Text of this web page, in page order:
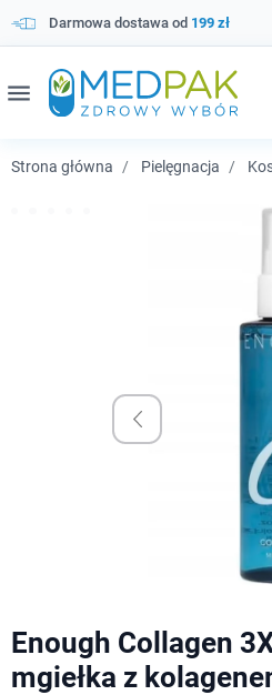
Darmowa dostawa od 199 zł
menu
Strona główna Pielęgnacja
Enough Collagen
mgiełka z